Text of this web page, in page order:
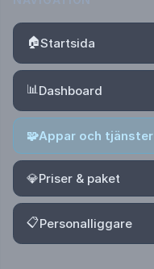
🏠Startsida
📊Dashboard
🧩Appar och tjänster
💎Priser & paket
📋Personalliggare